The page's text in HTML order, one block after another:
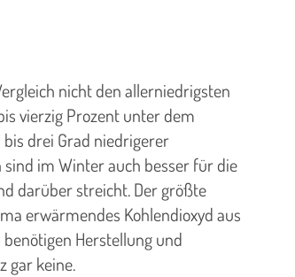
nicht den allerniedrigsten
vierzig Prozent unter dem
bis drei Grad niedrigerer
im Winter auch besser für die
darüber streicht. Der größte
erwärmendes Kohlendioxyd aus
Herstellung und
gar keine.